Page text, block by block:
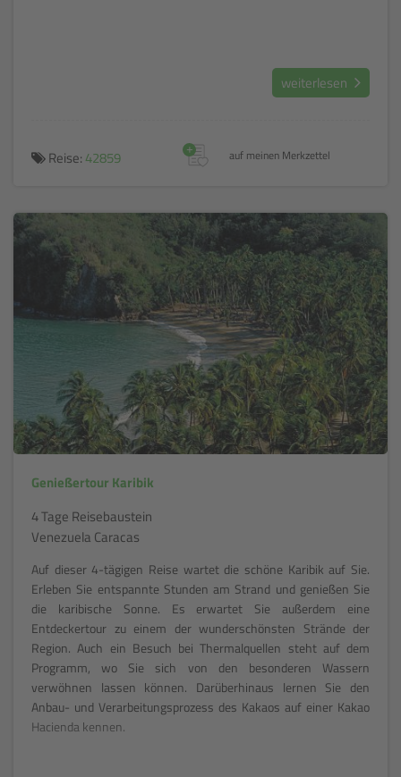
weiterlesen
Reise: 42859 auf meinen Merkzettel
+
Genießertour Karibik
4 Tage Reisebaustein
Venezuela Caracas
Auf dieser 4-tägigen Reise wartet die schöne Karibik auf Sie.
Erleben Sie entspannte Stunden am Strand und genießen Sie
die karibische Sonne. Es erwartet Sie außerdem eine
Entdeckertour zu einem der wunderschönsten Strände der
Region. Auch ein Besuch bei Thermalquellen steht auf dem
Programm, wo Sie sich von den besonderen Wassern
verwöhnen lassen können. Darüberhinaus lernen Sie den
Anbau- und Verarbeitungsprozess des Kakaos auf einer Kakao
Hacienda kennen.